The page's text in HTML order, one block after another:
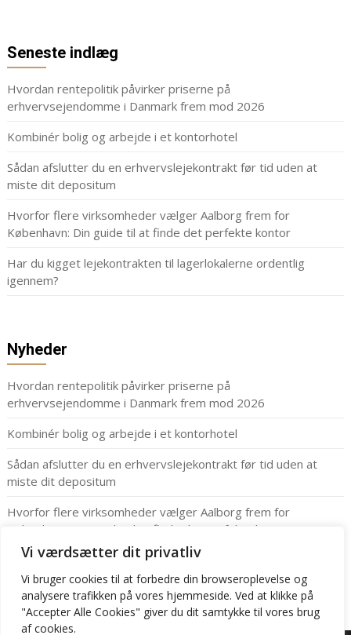
Vi værdsætter dit privatliv
Vi bruger cookies til at forbedre din browseroplevelse og
analysere trafikken på vores hjemmeside. Ved at klikke på
"Accepter Alle Cookies" giver du dit samtykke til vores brug
af cookies.
Seneste indlæg
Hvordan rentepolitik påvirker priserne på
erhvervsejendomme i Danmark frem mod 2026
Kombinér bolig og arbejde i et kontorhotel
Sådan afslutter du en erhvervslejekontrakt før tid uden at
miste dit depositum
Hvorfor flere virksomheder vælger Aalborg frem for
København: Din guide til at finde det perfekte kontor
Har du kigget lejekontrakten til lagerlokalerne ordentlig
igennem?
Nyheder
Hvordan rentepolitik påvirker priserne på
erhvervsejendomme i Danmark frem mod 2026
Kombinér bolig og arbejde i et kontorhotel
Sådan afslutter du en erhvervslejekontrakt før tid uden at
miste dit depositum
Hvorfor flere virksomheder vælger Aalborg frem for
København: Din guide til at finde det perfekte kontor
Har du kigget lejekontrakten til lagerlokalerne ordentlig
igennem?